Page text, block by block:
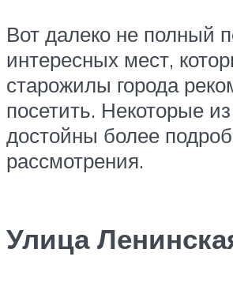
Вот далеко не полный
интересных мест,
старожилы города
посетить. Некоторые
достойны более
рассмотрения.
Улица